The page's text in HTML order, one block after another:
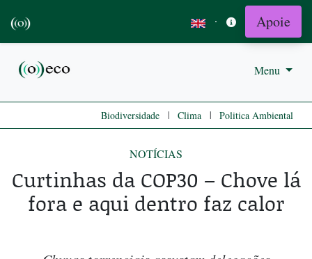
· Apoie
Menu
Biodiversidade | Clima | Politica Ambiental
NOTÍCIAS
Curtinhas da COP30 – Chove lá
fora e aqui dentro faz calor